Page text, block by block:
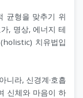
균형을 맞추기 위
, 명상, 에너지 테
치유법입
니라, 신경계·호흡
신체와 마음이 하